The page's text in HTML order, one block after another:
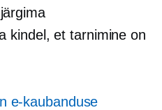
kindel, et tarnimine on
e-kaubanduse